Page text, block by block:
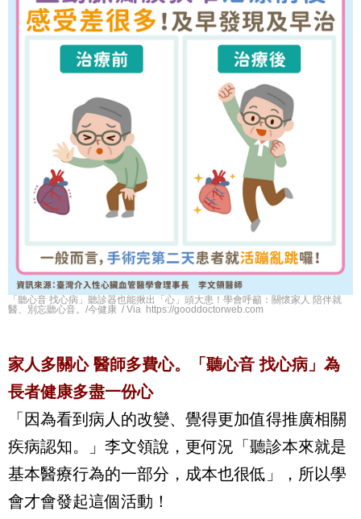
「聽心音 找心病」聽診器也能揪出「心」頭大患！學會呼籲：關懷家人 陪伴就
醫、別忘聽心音。/今健康 / Via https://gooddoctorweb.com
家人多關心 醫師多費心。「聽心音 找心病」為
長者健康多盡一份心
「因為看到病人的改變、覺得更加值得推廣相關
疾病認知。」李文領說，更何況「聽診本來就是
基本醫療行為的一部分，成本也很低」，所以學
會才會發起這個活動！